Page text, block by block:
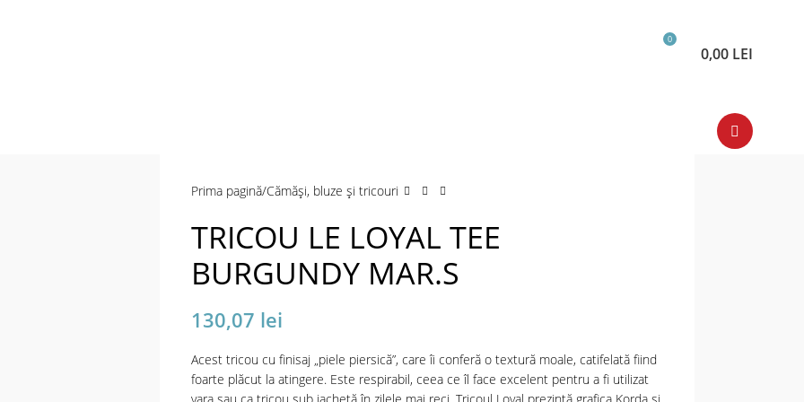
0
0,00 LEI
Prima pagină Cămăși, bluze și tricouri
TRICOU LE LOYAL TEE
BURGUNDY MAR.S
130,07 lei
Acest tricou cu finisaj „piele piersică”, care îi conferă o textură moale, catifelată fiind
foarte plăcut la atingere. Este respirabil, ceea ce îl face excelent pentru a fi utilizat